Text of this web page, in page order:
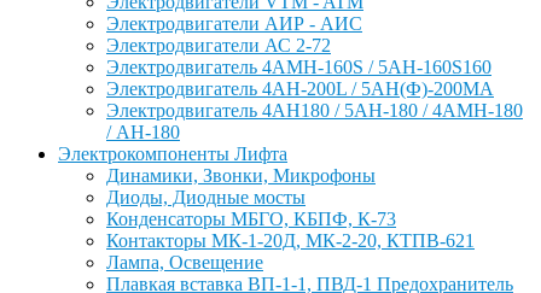
Электродвигатели АИР - АИС
Электродвигатели АС 2-72
Электродвигатель 4АМН-160S / 5АН-160S160
Электродвигатель 4АН-200L / 5АН(Ф)-200МА
Электродвигатель 4АН180 / 5АН-180 / 4АМН-180
/ АН-180
Электрокомпоненты Лифта
Динамики, Звонки, Микрофоны
Диоды, Диодные мосты
Конденсаторы МБГО, КБПФ, К-73
Контакторы МК-1-20Д, МК-2-20, КТПВ-621
Лампа, Освещение
Плавкая вставка ВП-1-1, ПВД-1 Предохранитель